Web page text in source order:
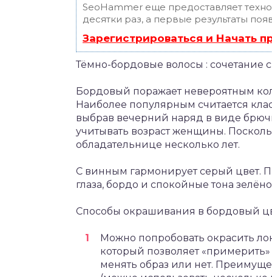
SeoHammer еще предоставляет
десятки раз, а первые результаты
Зарегистрироваться и Начать
Тёмно-бордовые волосы : сочетание
Бордовый поражает невероятным
Наиболее популярным считается
выбрав вечерний наряд в виде
учитывать возраст женщины.
обладательнице несколько лет.
С винным гармонирует серый цвет.
глаза, бордо и спокойные тона
Способы окрашивания в бордовый
Можно попробовать окрасить
который позволяет
менять образ или нет.